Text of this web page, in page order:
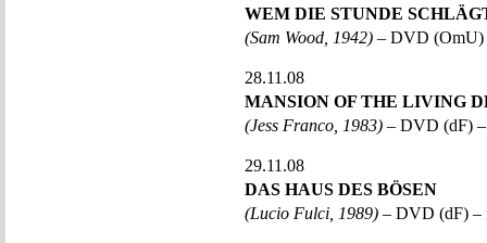
WEM DIE STUNDE
(Sam Wood, 1942) – DVD (OmU)
28.11.08
MANSION OF THE LIVING
(Jess Franco, 1983) – DVD (dF)
29.11.08
DAS HAUS DES BÖSEN
(Lucio Fulci, 1989) – DVD (dF) –